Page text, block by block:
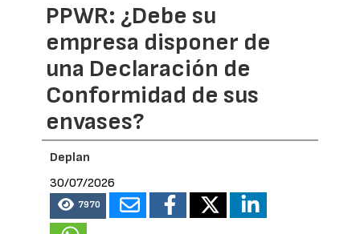
PPWR: ¿Debe su
empresa disponer de
una Declaración de
Conformidad de sus
envases?
Deplan
30/07/2026
7970